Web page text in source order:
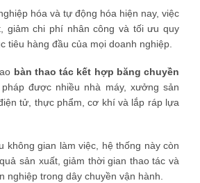
hóa và tự động hóa hiện nay, việc
giảm chi phí nhân công và tối ưu quy
tiêu hàng đầu của mọi doanh nghiệp.
bàn thao tác kết hợp băng chuyền
được nhiều nhà máy, xưởng sản
tử, thực phẩm, cơ khí và lắp ráp lựa
không gian làm việc, hệ thống này còn
sản xuất, giảm thời gian thao tác và
nghiệp trong dây chuyền vận hành.